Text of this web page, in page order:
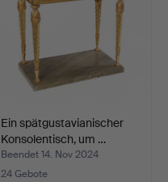
Ein spätgustavianischer
Konsolentisch, um …
Beendet 14. Nov 2024
24 Gebote